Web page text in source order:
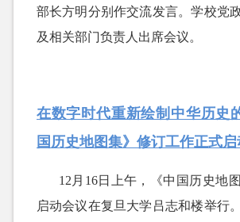
部长方明分别作交流发言。学校党
及相关部门负责人出席会议。
在数字时代重新绘制中华历史
国历史地图集》修订工作正式启
12月16日上午，《中国历史地
启动会议在复旦大学吕志和楼举行